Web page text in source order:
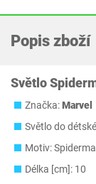
Popis zboží
Světlo
Značka:Marvel
Světlo do
Motiv:
Délka [cm]: 10